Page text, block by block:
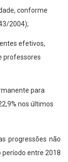
conforme
2004);
efetivos,
professores
para
nos últimos
progressões não
entre 2018